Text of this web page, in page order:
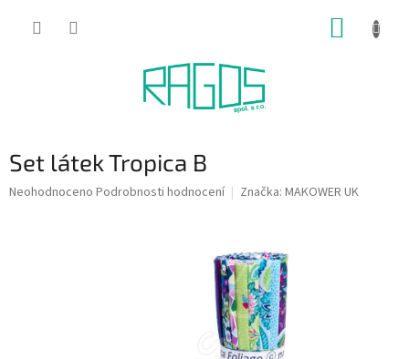
Set látek Tropica B
Průměrné
Neohodnoceno Podrobnosti hodnocení Značka: MAKOWER UK